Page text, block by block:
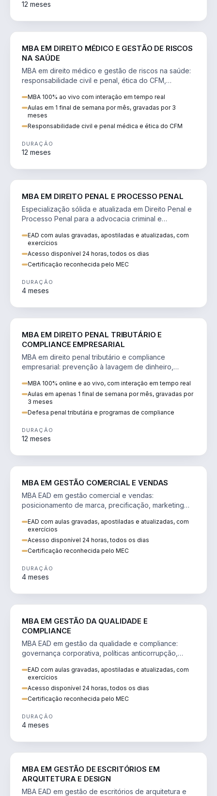
12 meses
MBA EM DIREITO MÉDICO E GESTÃO DE RISCOS
NA SAÚDE
MBA em direito médico e gestão de riscos na saúde:
responsabilidade civil e penal, ética do CFM,
MBA 100% ao vivo com interação em tempo real
Aulas em 1 final de semana por mês, gravadas por 3
meses
Responsabilidade civil e penal médica e ética do CFM
DURAÇÃO
12 meses
MBA EM DIREITO PENAL E PROCESSO PENAL
Especialização sólida e atualizada em Direito Penal e
Processo Penal para a advocacia criminal e
EAD com aulas gravadas, apostiladas e atualizadas, com
exercícios
Acesso disponível 24 horas, todos os dias
Certificação reconhecida pelo MEC
DURAÇÃO
4 meses
MBA EM DIREITO PENAL TRIBUTÁRIO E
COMPLIANCE EMPRESARIAL
MBA em direito penal tributário e compliance
empresarial: prevenção à lavagem de dinheiro,
MBA 100% online e ao vivo, com interação em tempo real
Aulas em apenas 1 final de semana por mês, gravadas por
3 meses
Defesa penal tributária e programas de compliance
DURAÇÃO
12 meses
MBA EM GESTÃO COMERCIAL E VENDAS
MBA EAD em gestão comercial e vendas:
posicionamento de marca, precificação, marketing
EAD com aulas gravadas, apostiladas e atualizadas, com
exercícios
Acesso disponível 24 horas, todos os dias
Certificação reconhecida pelo MEC
DURAÇÃO
4 meses
MBA EM GESTÃO DA QUALIDADE E
COMPLIANCE
MBA EAD em gestão da qualidade e compliance:
governança corporativa, políticas anticorrupção,
EAD com aulas gravadas, apostiladas e atualizadas, com
exercícios
Acesso disponível 24 horas, todos os dias
Certificação reconhecida pelo MEC
DURAÇÃO
4 meses
MBA EM GESTÃO DE ESCRITÓRIOS EM
ARQUITETURA E DESIGN
MBA EAD em gestão de escritórios de arquitetura e